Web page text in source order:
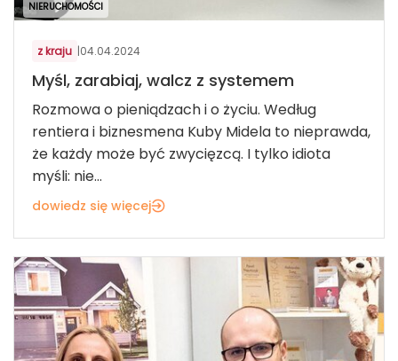
NIERUCHOMOŚCI
z kraju |04.04.2024
Myśl, zarabiaj, walcz z systemem
Rozmowa o pieniądzach i o życiu. Według
rentiera i biznesmena Kuby Midela to nieprawda,
że każdy może być zwycięzcą. I tylko idiota
myśli: nie...
dowiedz się więcej